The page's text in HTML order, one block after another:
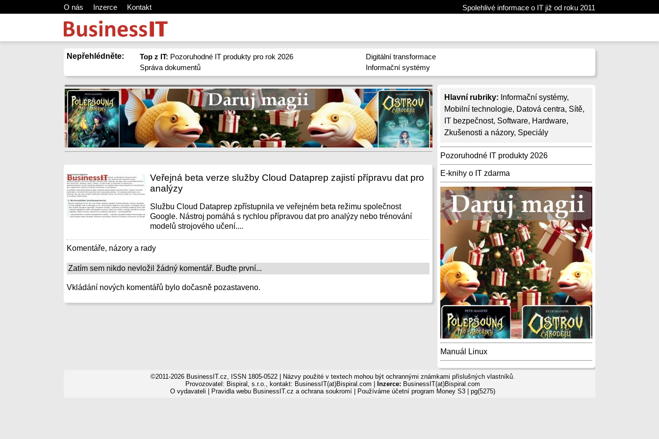
O nás Inzerce Kontakt Spolehlivé informace o IT již od roku 2011
Nepřehlédněte: Top z IT: Pozoruhodné IT produkty pro rok 2026
Správa dokumentů
Digitální transformace
Informační systémy
Hlavní rubriky: Informační systémy,
Mobilní technologie, Datová centra, Sítě,
IT bezpečnost, Software, Hardware,
Zkušenosti a názory, Speciály
Pozoruhodné IT produkty 2026
E-knihy o IT zdarma
Manuál Linux
Veřejná beta verze služby Cloud Dataprep zajistí přípravu dat pro
analýzy
Službu Cloud Dataprep zpřístupnila ve veřejném beta režimu společnost
Google. Nástroj pomáhá s rychlou přípravou dat pro analýzy nebo trénování
modelů strojového učení....
Komentáře, názory a rady
Zatím sem nikdo nevložil žádný komentář. Buďte první...
Vkládání nových komentářů bylo dočasně pozastaveno.
©2011-2026 BusinessIT.cz, ISSN 1805-0522 | Názvy použité v textech mohou být ochrannými známkami příslušných vlastníků.
Provozovatel: Bispiral, s.r.o., kontakt: BusinessIT(at)Bispiral.com |
Inzerce: BusinessIT(at)Bispiral.com
O vydavateli
Pravidla webu BusinessIT.cz a ochrana soukromí| Používáme účetní program Money S3| pg(5275)